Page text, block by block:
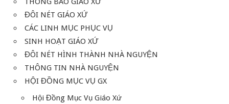
ĐÔI NÉT GIÁO XỨ
CÁC LINH MỤC PHỤC VỤ
SINH HOẠT GIÁO XỨ
ĐÔI NÉT HÌNH THÀNH NHÀ NGUYỆN
THÔNG TIN NHÀ NGUYỆN
HỘI ĐỒNG MỤC VỤ GX
Hội Đồng Mục Vụ Giáo Xứ